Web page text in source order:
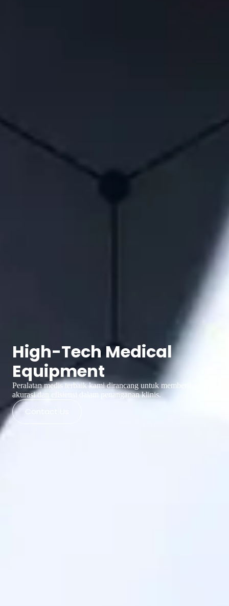
High-Tech Medical
Equipment
Peralatan medis terbaik kami dirancang untuk memberikan
akurasi dan efisiensi dalam penanganan klinis.